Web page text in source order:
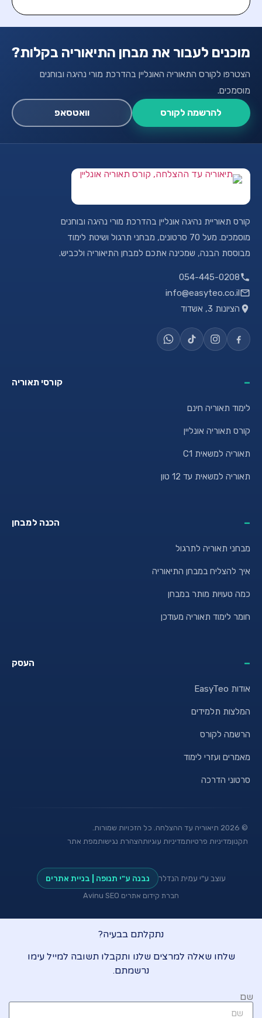
מוכנים לעבור את מבחן התיאוריה בקלות?
הצטרפו לקורס התאוריה האונליין בהדרכת מורי נהיגה ובוחנים
מוסמכים.
להרשמה לקורס
וואטסאפ
קורס תאוריית נהיגה אונליין בהדרכת מורי נהיגה ובוחנים
מוסמכים. מעל 70 סרטונים, מבחני תרגול ושיטת לימוד
מבוססת הבנה, שמכינה אתכם למבחן התיאוריה ולכביש.
054-445-0208
info@easyteo.co.il
הציונות 3, אשדוד
קורסי תאוריה
לימוד תאוריה חינם
קורס תאוריה אונליין
תאוריה למשאית C1
תאוריה למשאית עד 12 טון
הכנה למבחן
מבחני תאוריה לתרגול
איך להצליח במבחן התיאוריה
כמה טעויות מותר במבחן
חומר לימוד תאוריה מעודכן
העסק
אודות EasyTeo
המלצות תלמידים
הרשמה לקורס
מאמרים ועזרי לימוד
סרטוני הדרכה
©
2026 תיאוריה עד ההצלחה. כל הזכויות שמורות.
תקנוןמדיניות פרטיותמדיניות עוגיותהצהרת נגישותמפת אתר
עוצב ע"י עמית הנדלר נבנה ע"י תנופה | בניית אתרים
חברת קידום אתרים Avinu SEO
נתקלתם בבעיה?
שלחו שאלה למרצים שלנו ותקבלו תשובה למייל עימו
נרשמתם.
שם